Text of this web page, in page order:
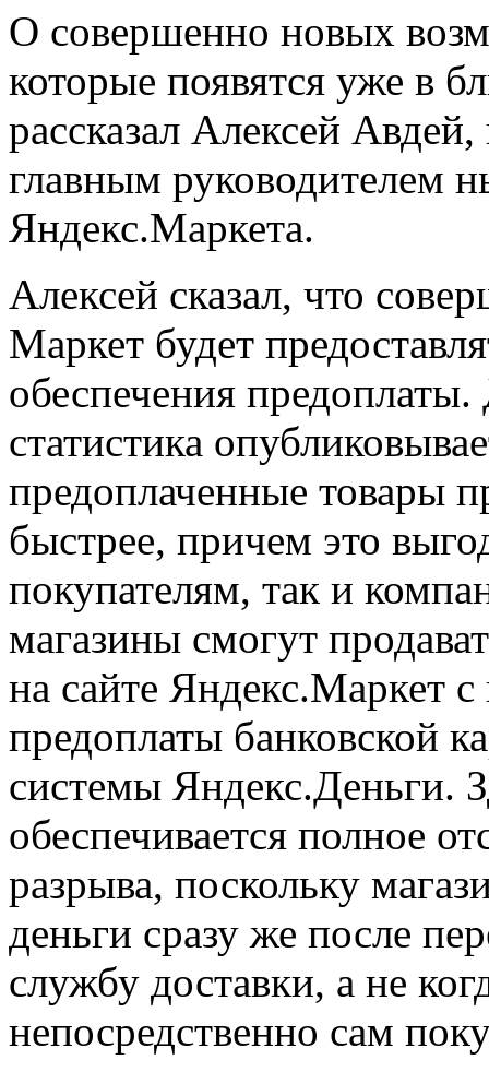
О совершенно новых
которые появятся уже в
рассказал Алексей
главным руководителем
Яндекс.Маркета.
Алексей сказал, что
Маркет будет
обеспечения
статистика
предоплаченные товары
быстрее, причем это
покупателям, так и
магазины смогут
на сайте Яндекс.Маркет
предоплаты банковской
системы Яндекс.Деньги.
обеспечивается полное
разрыва, поскольку
деньги сразу же после
службу доставки, а не
непосредственно сам